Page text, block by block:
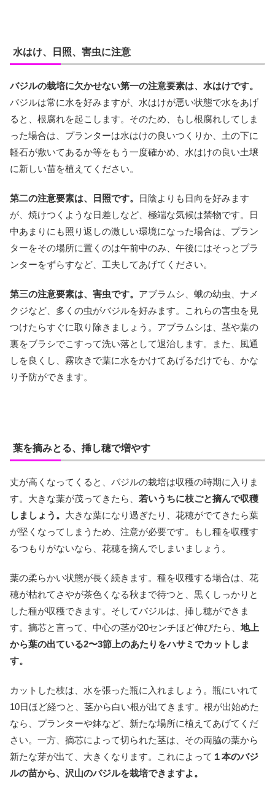
水はけ、日照、害虫に注意
バジルの栽培に欠かせない第一の注意要素は、水はけです。
バジルは常に水を好みますが、水はけが悪い状態で水をあげ
ると、根腐れを起こします。そのため、もし根腐れしてしま
った場合は、プランターは水はけの良いつくりか、土の下に
軽石が敷いてあるか等をもう一度確かめ、水はけの良い土壌
に新しい苗を植えてください。
第二の注意要素は、日照です。
日陰よりも日向を好みます
が、焼けつくような日差しなど、極端な気候は禁物です。日
中あまりにも照り返しの激しい環境になった場合は、プラン
ターをその場所に置くのは午前中のみ、午後にはそっとプラ
ンターをずらすなど、工夫してあげてください。
第三の注意要素は、害虫です。 アブラムシ、蛾の幼虫、ナメ
クジなど、多くの虫がバジルを好みます。これらの害虫を見
つけたらすぐに取り除きましょう。アブラムシは、茎や葉の
裏をブラシでこすって洗い落として退治します。また、風通
しを良くし、霧吹きで葉に水をかけてあげるだけでも、かな
り予防ができます。
葉を摘みとる、挿し穂で増やす
丈が高くなってくると、バジルの栽培は収穫の時期に入りま
す。大きな葉が茂ってきたら、 若いうちに枝ごと摘んで収穫
しましょう。 大きな葉になり過ぎたり、花穂がでてきたら葉
が堅くなってしまうため、注意が必要です。もし種を収穫す
るつもりがないなら、花穂を摘んでしまいましょう。
葉の柔らかい状態が長く続きます。種を収穫する場合は、花
穂が枯れてさやが茶色くなる秋まで待つと、黒くしっかりと
した種が収穫できます。そしてバジルは、挿し穂ができま
す。摘芯と言って、中心の茎が20センチほど伸びたら、 地上
から葉の出ている2〜3節上のあたりをハサミでカットしま
す。
カットした枝は、水を張った瓶に入れましょう。瓶にいれて
10日ほど経つと、茎から白い根が出てきます。根が出始めた
なら、プランターや鉢など、新たな場所に植えてあげてくだ
さい。一方、摘芯によって切られた茎は、その両脇の葉から
新たな芽が出て、大きくなります。これによって １本のバジ
ルの苗から、沢山のバジルを栽培できますよ。